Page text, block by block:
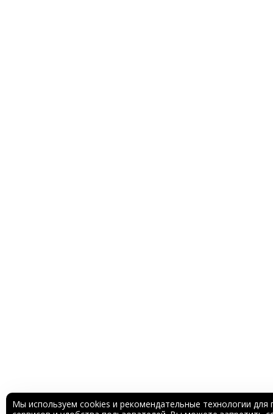
Мы используем cookies и рекомендательные технологии для